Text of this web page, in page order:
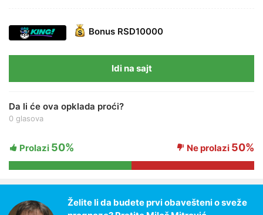
Bonus RSD10000
Idi na sajt
Da li će ova opklada proći?
0 glasova
Prolazi 50% Ne prolazi 50%
Želite li da budete prvi obavešteni o sveže